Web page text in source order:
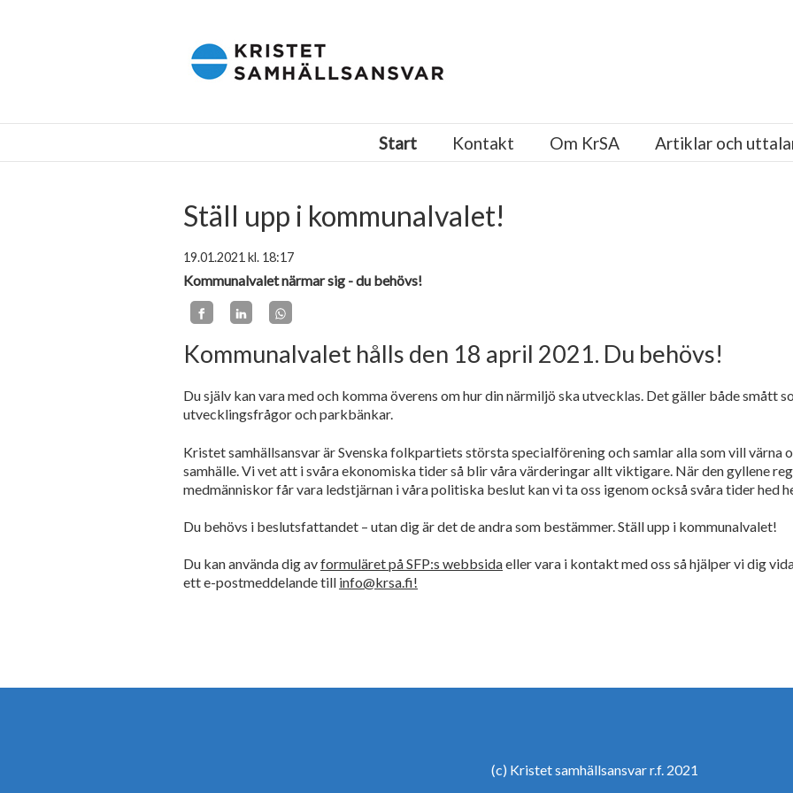
Start Kontakt Om KrSA Artiklar och
Ställ upp i kommunalvalet!
19.01.2021 kl. 18:17
Kommunalvalet närmar sig - du behövs!
Kommunalvalet hålls den 18 april 2021. Du behövs!
Du själv kan vara med och komma överens om hur din närmiljö ska utvecklas. Det gäller både smått
utvecklingsfrågor och parkbänkar.
Kristet samhällsansvar är Svenska folkpartiets största specialförening och samlar alla som vill värna
samhälle. Vi vet att i svåra ekonomiska tider så blir våra värderingar allt viktigare. När den gyllene
medmänniskor får vara ledstjärnan i våra politiska beslut kan vi ta oss igenom också svåra tider hed
Du behövs i beslutsfattandet – utan dig är det de andra som bestämmer. Ställ upp i kommunalvalet!
Du kan använda dig avformuläret på SFP:s webbsidaeller vara i kontakt med oss så hjälper vi dig
ett e-postmeddelande till info@krsa.fi!
(c) Kristet samhällsansvar r.f. 2021